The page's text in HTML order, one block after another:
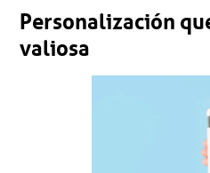
Personalización
valiosa